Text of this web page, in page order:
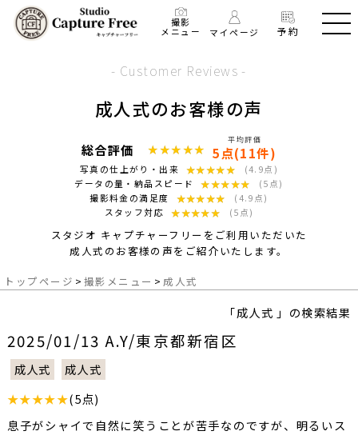
予約
マイページ
撮影
メニュー
- Customer Reviews -
成人式のお客様の声
総合評価 ★★★★★
★★★★★
平均評価
5点(11件)
写真の仕上がり・出来 ★★★★★
★★★★★
(4.9点)
データの量・納品スピード
★★★★★
★★★★★
(5点)
撮影料金の満足度
★★★★★
★★★★★
(4.9点)
スタッフ対応
★★★★★
★★★★★ (5点)
スタジオ キャプチャーフリーをご利用いただいた
成人式のお客様の声をご紹介いたします。
トップページ > 撮影メニュー > 成人式
「成人式 」の検索結果
2025/01/13 A.Y/東京都新宿区
成人式
成人式
★★★★★(5点)
息子がシャイで自然に笑うことが苦手なのですが、明るいス